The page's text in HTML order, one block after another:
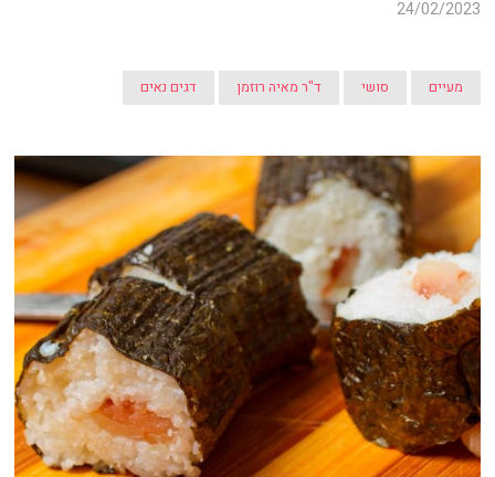
24/02/2023
מעיים סושי ד"ר מאיה רוזמן דגים נאים